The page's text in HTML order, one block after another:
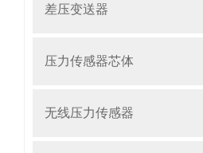
差压变送器
压力传感器芯体
无线压力传感器